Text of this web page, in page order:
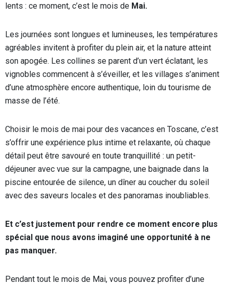
lents : ce moment, c’est le mois de Mai.
Les journées sont longues et lumineuses, les températures
agréables invitent à profiter du plein air, et la nature atteint
son apogée. Les collines se parent d’un vert éclatant, les
vignobles commencent à s’éveiller, et les villages s’animent
d’une atmosphère encore authentique, loin du tourisme de
masse de l’été.
Choisir le mois de mai pour des vacances en Toscane, c’est
s’offrir une expérience plus intime et relaxante, où chaque
détail peut être savouré en toute tranquillité : un petit-
déjeuner avec vue sur la campagne, une baignade dans la
piscine entourée de silence, un dîner au coucher du soleil
avec des saveurs locales et des panoramas inoubliables.
Et c’est justement pour rendre ce moment encore plus
spécial que nous avons imaginé une opportunité à ne
pas manquer.
Pendant tout le mois de Mai, vous pouvez profiter d’une